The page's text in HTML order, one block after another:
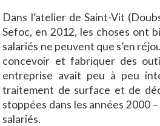
Dans l’atelier de Saint-Vit
Sefoc, en 2012, les choses ont
salariés ne peuvent que s’en
concevoir et fabriquer des
entreprise avait peu à peu
traitement de surface et de
stoppées dans les années 2000
salariés.